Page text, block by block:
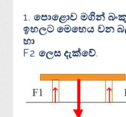
1. පොළොව මගින්
ඉහලට මෙහෙය වන
හා
F2 ලෙස දැක්වේ.